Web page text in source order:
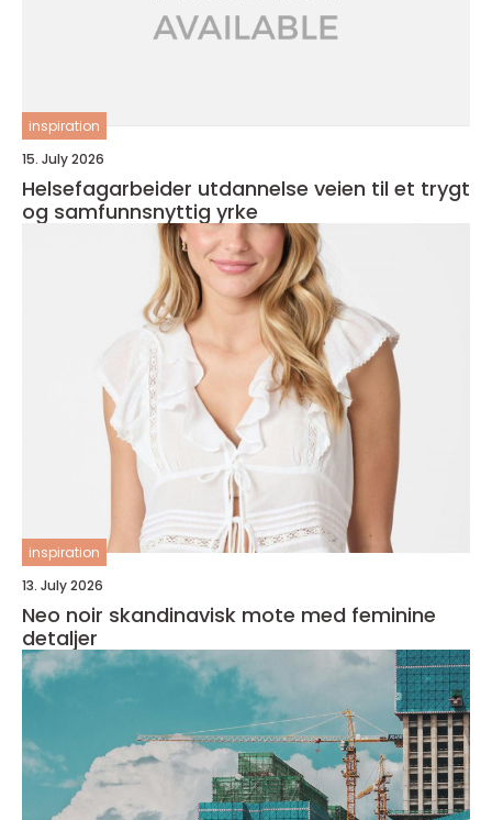
inspiration
15. July 2026
Helsefagarbeider utdannelse veien til et trygt
og samfunnsnyttig yrke
inspiration
13. July 2026
Neo noir skandinavisk mote med feminine
detaljer